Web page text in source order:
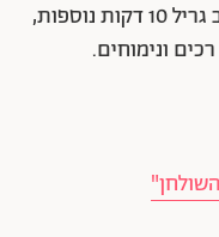
משחים. הופכים בחזרה וצולים במצב גריל 10 דקות נוספות,
ונימוחים.